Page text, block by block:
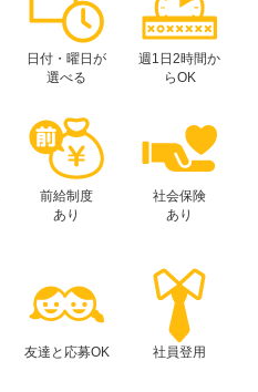
日付・曜日が
選べる
週1日2時間か
らOK
前給制度
あり
社会保険
あり
友達と応募OK 社員登用